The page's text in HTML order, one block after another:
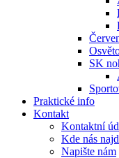
SK
Praktické info
Kontakt
Kontaktní
Kde nás
Napište nám